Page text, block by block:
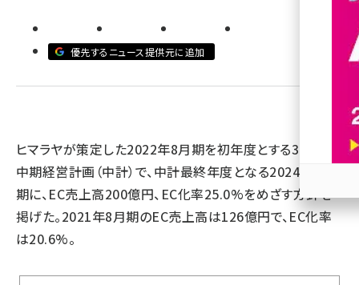
ビィ・フォアード (773)
優先するニュース提供元に追加
ヒマラヤが策定した2022年8月期を初年度とする3か年の
中期経営計画（中計）で、中計最終年度となる2024年8月
期に、EC売上高200億円、EC化率25.0%をめざす方針を
掲げた。2021年8月期のEC売上高は126億円で、EC化率
は20.6%。
参